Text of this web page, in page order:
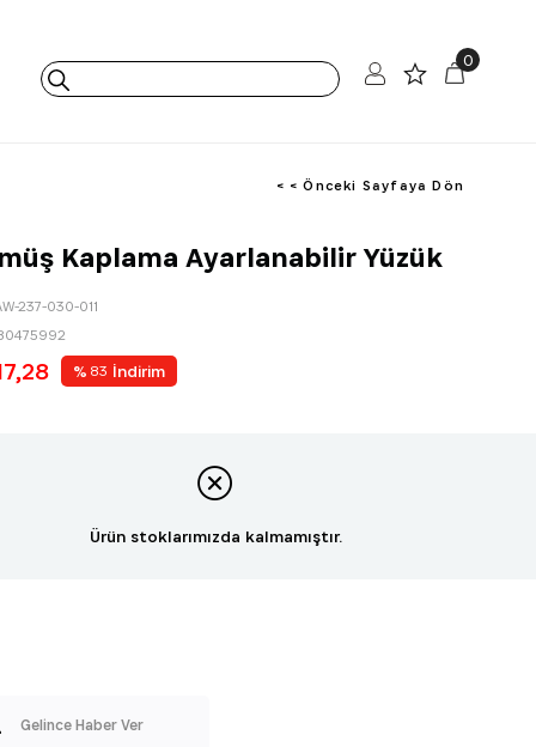
0
< < Önceki Sayfaya Dön
Kaplama Ayarlanabilir Yüzük
237-030-011
% 83 İndirim
Ürün stoklarımızda kalmamıştır.
Gelince Haber Ver